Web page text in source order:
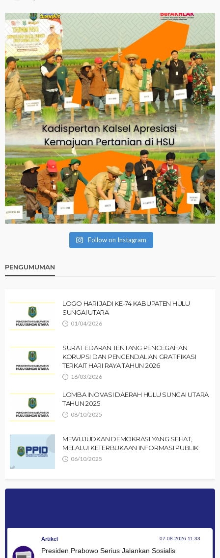
Follow on Instagram
PENGUMUMAN
LOGO HARI JADI KE-74 KABUPATEN HULU
SUNGAI UTARA
01/04/2026
SURAT EDARAN TENTANG PENCEGAHAN
KORUPSI DAN PENGENDALIAN GRATIFIKASI
TERKAIT HARI RAYA TAHUN 2026
16/03/2026
LOMBA INOVASI DAERAH HULU SUNGAI UTARA
TAHUN 2025
08/10/2025
MEWUJUDKAN DEMOKRASI YANG SEHAT,
MELALUI KETERBUKAAN INFORMASI PUBLIK
06/10/2025
Artikel 07-08-2026 11:33
Presiden Prabowo Serius Jalankan Sosialis